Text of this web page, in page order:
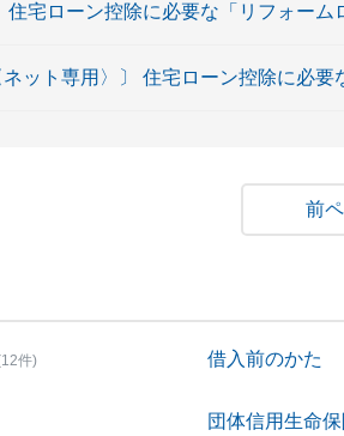
住宅ローン控除に必要な「リフォー
ネット専用〉〕 住宅ローン控除に必
件) 借入前のかた
団体信用生命